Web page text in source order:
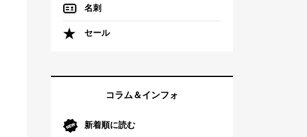
名刺
セール
コラム＆インフォ
新着順に読む